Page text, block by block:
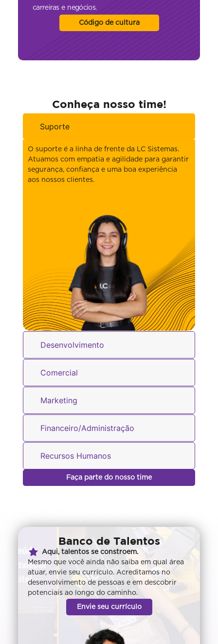
carreiras e negócios.
Código de cultura
Conheça nosso time!
Suporte
Desenvolvimento
Comercial
Marketing
Financeiro/Administração
Recursos Humanos
O suporte é a linha de frente da LC Sistemas.
Atuamos com empatia e agilidade para garantir
segurança, confiança e uma boa experiência
aos nossos clientes.
Faça parte do nosso time
Banco de Talentos
Aqui, talentos se constroem.
Mesmo que você ainda não saiba em qual área
atuar, envie seu currículo. Acreditamos no
desenvolvimento de pessoas e em descobrir
potenciais ao longo do caminho.
Envie seu currículo